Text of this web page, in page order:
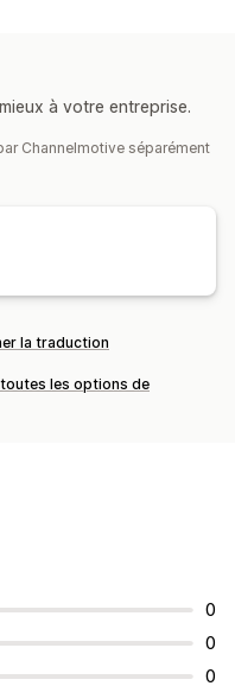
CSS personnalisées
à votre entreprise.
Channelmotive séparément
la traduction
les options de
0
0
0